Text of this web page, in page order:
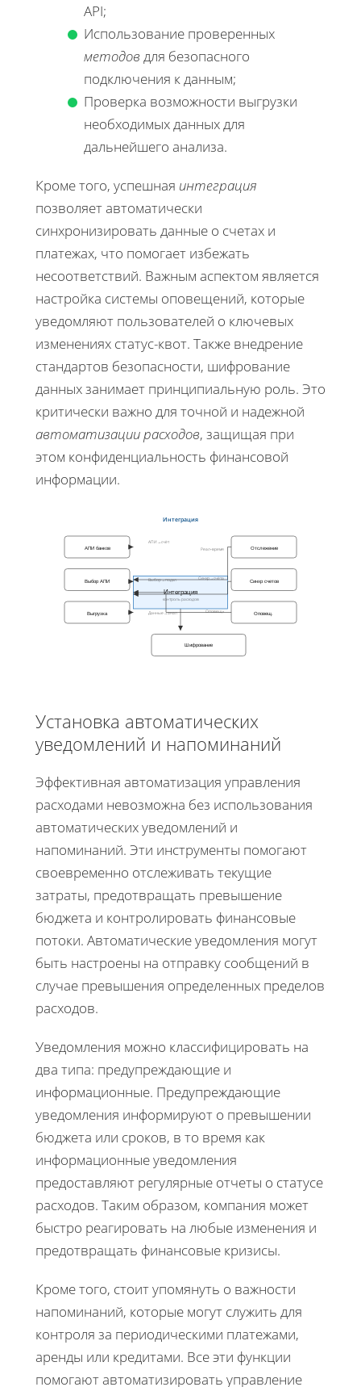
API;
Использование проверенных
методов для безопасного
подключения к данным;
Проверка возможности выгрузки
необходимых данных для
дальнейшего анализа.
Кроме того, успешная интеграция
позволяет автоматически
синхронизировать данные о счетах и
платежах, что помогает избежать
несоответствий. Важным аспектом является
настройка системы оповещений, которые
уведомляют пользователей о ключевых
изменениях статус-квот. Также внедрение
стандартов безопасности, шифрование
данных занимает принципиальную роль. Это
критически важно для точной и надежной
автоматизации расходов, защищая при
этом конфиденциальность финансовой
информации.
Интеграция
АПИ банков
Выбор АПИ
Выгрузка
Отслежение
Синхр счетов
Оповещ.
Интеграция
контроль расходов
Шифрование
АПИ→счёт
Выбор→подкл
Данные→анал
Реал‑время
Синхр→счёта
Оповещ.»
Установка автоматических
уведомлений и напоминаний
Эффективная автоматизация управления
расходами невозможна без использования
автоматических уведомлений и
напоминаний. Эти инструменты помогают
своевременно отслеживать текущие
затраты, предотвращать превышение
бюджета и контролировать финансовые
потоки. Автоматические уведомления могут
быть настроены на отправку сообщений в
случае превышения определенных пределов
расходов.
Уведомления можно классифицировать на
два типа: предупреждающие и
информационные. Предупреждающие
уведомления информируют о превышении
бюджета или сроков, в то время как
информационные уведомления
предоставляют регулярные отчеты о статусе
расходов. Таким образом, компания может
быстро реагировать на любые изменения и
предотвращать финансовые кризисы.
Кроме того, стоит упомянуть о важности
напоминаний, которые могут служить для
контроля за периодическими платежами,
аренды или кредитами. Все эти функции
помогают автоматизировать управление